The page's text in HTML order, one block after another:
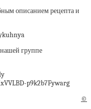
описанием рецепта и
группе
p9k2b7Fywarg
©